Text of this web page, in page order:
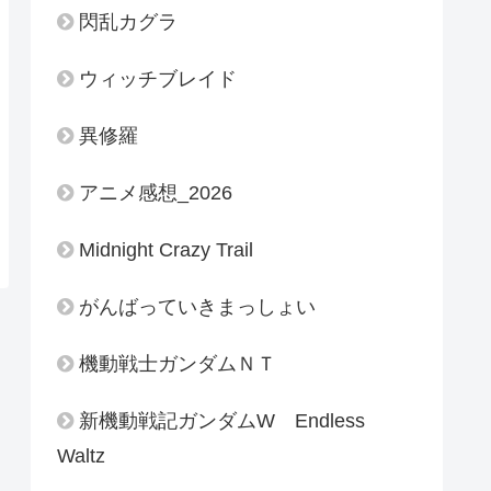
閃乱カグラ
ウィッチブレイド
異修羅
アニメ感想_2026
Midnight Crazy Trail
がんばっていきまっしょい
機動戦士ガンダムＮＴ
新機動戦記ガンダムW Endless
Waltz